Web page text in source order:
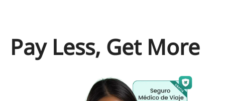
Pay Less, Get More